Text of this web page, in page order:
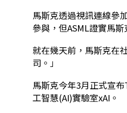
馬斯克透過視訊連線參
參與，但ASML證實馬斯
就在幾天前，馬斯克在
司。」
馬斯克今年3月正式宣
工智慧(AI)實驗室xAI。